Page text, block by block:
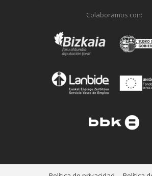
Colaboramos con: